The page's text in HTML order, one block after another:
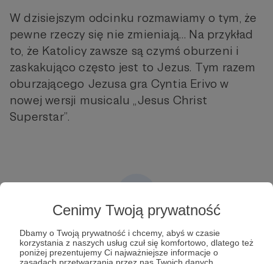
Cenimy Twoją prywatność
Dbamy o Twoją prywatność i chcemy, abyś w czasie
korzystania z naszych usług czuł się komfortowo, dlatego też
poniżej prezentujemy Ci najważniejsze informacje o
zasadach przetwarzania przez nas Twoich danych
W dzisiejszym odcinku rozmawiamy o tym, że
pewne rzeczy się nie zmieniają… Na przykład
to, że Katolicy zawsze są czymś oburzeni i
zaskakująco często jest to Jezus. Tym razem
oburzającego Jezusa gra Cyntia Erivo w
nowej wersji musicalu „Jesus Christ
Superstar”.
Post dostępny tylko dla Patronów
Aby zobaczyć ten materiał musisz być zalogowany